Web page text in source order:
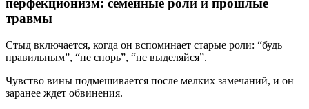
перфекционизм: семейные роли и прошлые
травмы
Стыд включается, когда он вспоминает старые роли: “будь
правильным”, “не спорь”, “не выделяйся”.
Чувство вины подмешивается после мелких замечаний, и он
заранее ждет обвинения.